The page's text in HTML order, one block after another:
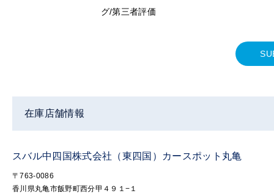
グ/第三者評価
在庫店舗情報
スバル中四国株式会社（東四国）カースポット丸亀
〒763-0086
香川県丸亀市飯野町西分甲４９１−１